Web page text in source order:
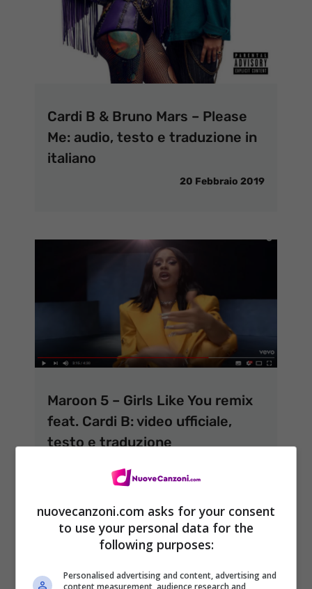
Cardi B & Bruno Mars – Please
Me: audio, testo e traduzione in
italiano
20 Febbraio 2019
Maroon 5 – Girls Like You remix
feat. Cardi B: video ufficiale,
testo e traduzione
nuovecanzoni.com asks for your consent
to use your personal data for the
following purposes:
Personalised advertising and content, advertising and
content measurement, audience research and